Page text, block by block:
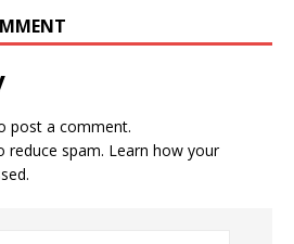
post a comment.
reduce spam. Learn how your